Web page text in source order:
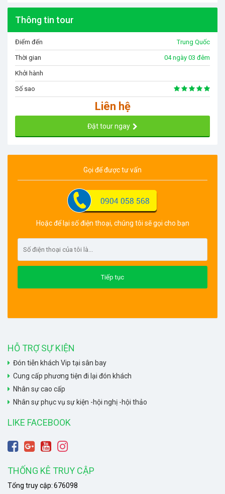
Thông tin tour
Điểm đến Trung Quốc
Thời gian 04 ngày 03 đêm
Khởi hành
Số sao
Liên hệ
Đặt tour ngay
Gọi để được tư vấn
Hoặc để lại số điện thoại, chúng tôi sẽ gọi cho bạn
HỖ TRỢ SỰ KIỆN
Đón tiễn khách Vip tại sân bay
Cung cấp phương tiện đi lại đón khách
Nhân sự cao cấp
Nhân sự phục vụ sự kiện -hội nghị -hội thảo
LIKE FACEBOOK
THỐNG KÊ TRUY CẬP
676098
Tổng truy cập: